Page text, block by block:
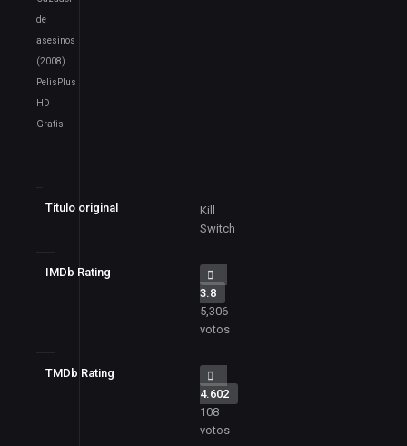
de
asesinos
(2008)
PelisPlus
HD
Gratis
Título original
Kill
Switch
IMDb Rating
3.8
5,306
votos
TMDb Rating
4.602
108
votos